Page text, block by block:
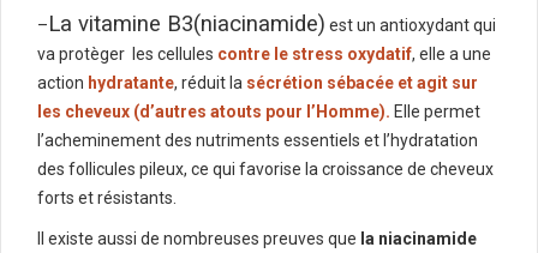
–La vitamine B3(niacinamide) est un antioxydant qui
va protèger les cellules contre le stress oxydatif, elle a une
action hydratante, réduit la sécrétion sébacée et agit sur
les cheveux (d’autres atouts pour l’Homme). Elle permet
l’acheminement des nutriments essentiels et l’hydratation
des follicules pileux, ce qui favorise la croissance de cheveux
forts et résistants.
Il existe aussi de nombreuses preuves que la niacinamide